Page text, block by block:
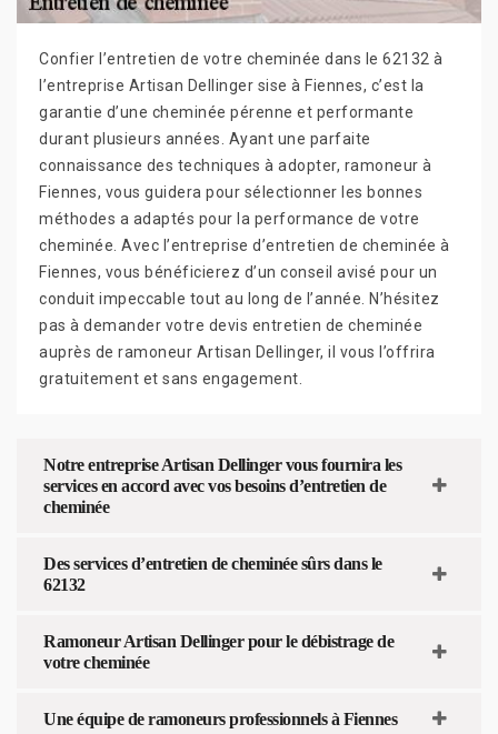
Confier l’entretien de votre cheminée dans le 62132 à
l’entreprise Artisan Dellinger sise à Fiennes, c’est la
garantie d’une cheminée pérenne et performante
durant plusieurs années. Ayant une parfaite
connaissance des techniques à adopter, ramoneur à
Fiennes, vous guidera pour sélectionner les bonnes
méthodes a adaptés pour la performance de votre
cheminée. Avec l’entreprise d’entretien de cheminée à
Fiennes, vous bénéficierez d’un conseil avisé pour un
conduit impeccable tout au long de l’année. N’hésitez
pas à demander votre devis entretien de cheminée
auprès de ramoneur Artisan Dellinger, il vous l’offrira
gratuitement et sans engagement.
Notre entreprise Artisan Dellinger vous fournira les
services en accord avec vos besoins d’entretien de
cheminée
Des services d’entretien de cheminée sûrs dans le
62132
Ramoneur Artisan Dellinger pour le débistrage de
votre cheminée
Une équipe de ramoneurs professionnels à Fiennes